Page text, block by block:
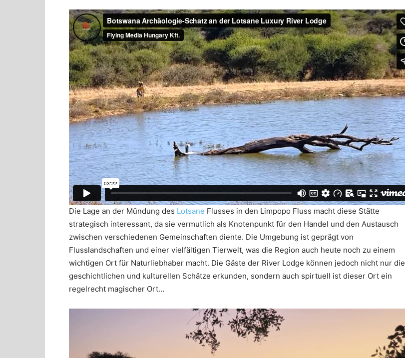
Die Lage an der Mündung des Lotsane Flusses in den Limpopo Fluss macht diese Stätte
strategisch interessant, da sie vermutlich als Knotenpunkt für den Handel und den Austausch
zwischen verschiedenen Gemeinschaften diente. Die Umgebung ist geprägt von
Flusslandschaften und einer vielfältigen Tierwelt, was die Region auch heute noch zu einem
wichtigen Ort für Naturliebhaber macht. Die Gäste der River Lodge können jedoch nicht nur die
geschichtlichen und kulturellen Schätze erkunden, sondern auch spirtuell ist dieser Ort ein
regelrecht magischer Ort…